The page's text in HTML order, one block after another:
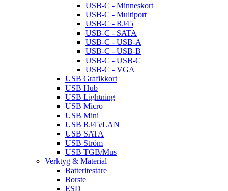
USB-C - Minneskort
USB-C - Multiport
USB-C - RJ45
USB-C - SATA
USB-C - USB-A
USB-C - USB-B
USB-C - USB-C
USB-C - VGA
USB Grafikkort
USB Hub
USB Lightning
USB Micro
USB Mini
USB RJ45/LAN
USB SATA
USB Ström
USB TGB/Mus
Verktyg & Material
Batteritestare
Borste
ESD